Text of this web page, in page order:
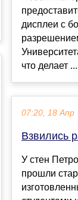
дисплеи с
что делает ...
07:20, 18 Апр
Взвились
У стен
прошли